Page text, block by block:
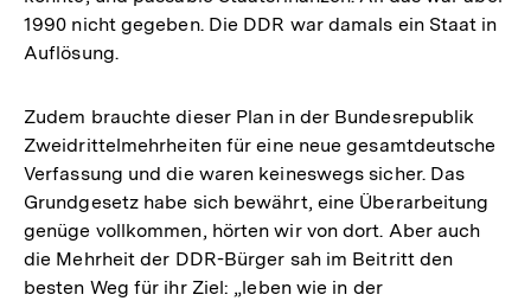
1990 nicht gegeben. Die DDR war damals ein Staat in
Auflösung.
Zudem brauchte dieser Plan in der Bundesrepublik
Zweidrittelmehrheiten für eine neue gesamtdeutsche
Verfassung und die waren keineswegs sicher. Das
Grundgesetz habe sich bewährt, eine Überarbeitung
genüge vollkommen, hörten wir von dort. Aber auch
die Mehrheit der DDR-Bürger sah im Beitritt den
besten Weg für ihr Ziel: „leben wie in der